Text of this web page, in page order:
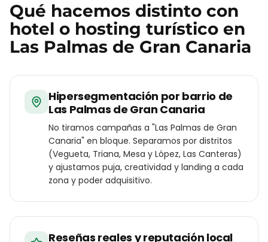
Qué hacemos distinto con
hotel o hosting turístico en
Las Palmas de Gran Canaria
Hipersegmentación por barrio de
Las Palmas de Gran Canaria
No tiramos campañas a "Las Palmas de Gran
Canaria" en bloque. Separamos por distritos
(Vegueta, Triana, Mesa y López, Las Canteras)
y ajustamos puja, creatividad y landing a cada
zona y poder adquisitivo.
Reseñas reales y reputación local